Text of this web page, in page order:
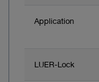
Application
LUER-Lock